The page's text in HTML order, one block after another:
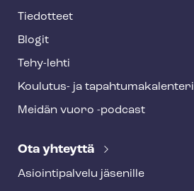
Tiedotteet
Blogit
Tehy-lehti
Koulutus- ja ta­pah­tu­ma­ka­len­te­ri
Meidän vuoro -podcast
Ota yhteyttä
Asioin­ti­pal­ve­lu jäsenille